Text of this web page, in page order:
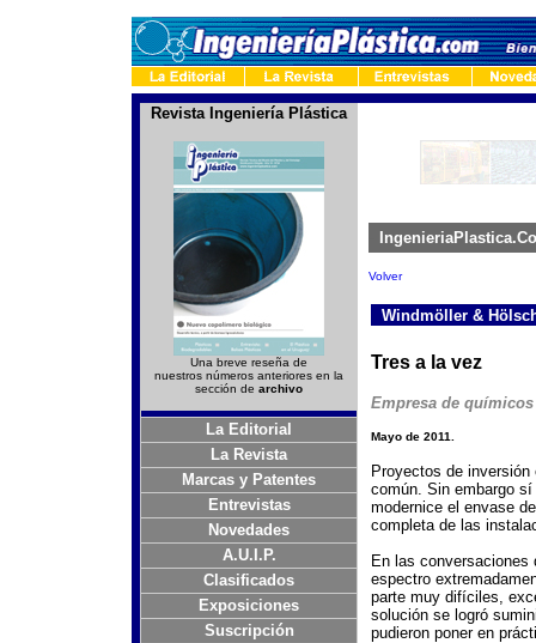
Revista Ingeniería Plástica
Una breve reseña de
nuestros números anteriores en la
sección de archivo
La Editorial
La Revista
Marcas y Patentes
Entrevistas
Novedades
A.U.I.P.
Clasificados
Exposiciones
Suscripción
Volver
Windmöller &
Tres a la vez
Empresa de
Mayo de 2011.
Proyectos de
común. Sin embargo
modernice el envase
completa de las
En las
espectro
parte muy difíciles,
solución se logró
pudieron poner en